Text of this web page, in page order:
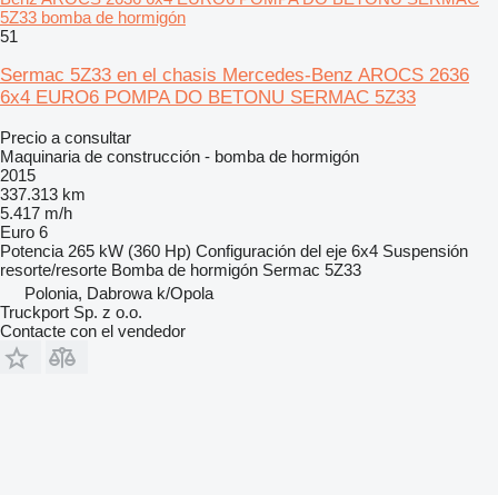
5Z33 bomba de hormigón
51
Sermac 5Z33 en el chasis Mercedes-Benz AROCS 2636
6x4 EURO6 POMPA DO BETONU SERMAC 5Z33
Precio a consultar
Maquinaria de construcción - bomba de hormigón
2015
337.313 km
5.417 m/h
Euro 6
Potencia 265 kW (360 Hp) Configuración del eje 6x4 Suspensión
resorte/resorte Bomba de hormigón Sermac 5Z33
Polonia, Dabrowa k/Opola
Truckport Sp. z o.o.
Contacte con el vendedor